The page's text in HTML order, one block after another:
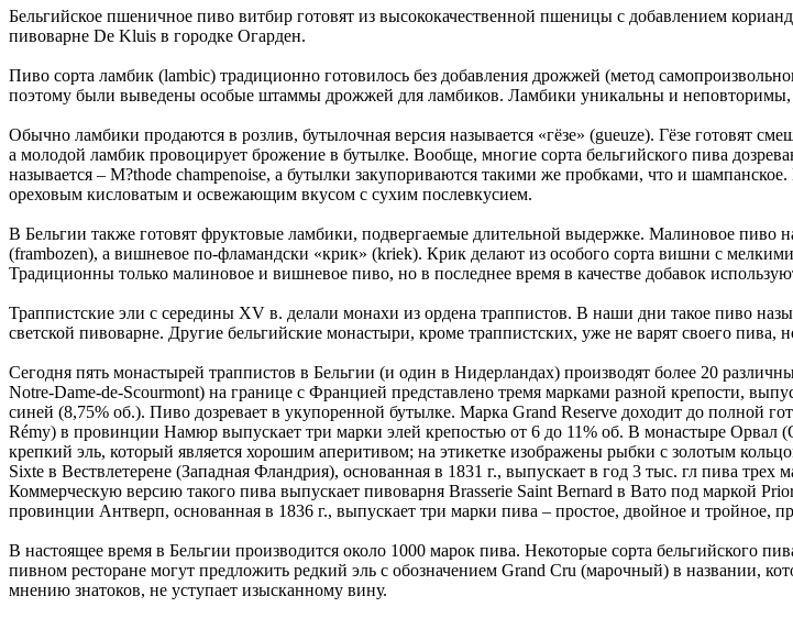
Бельгийское пшеничное пиво витбир готовят из высококачественной пшеницы с добавлением
пивоварне De Kluis в городке Огарден.
Пиво сорта ламбик (lambic) традиционно готовилось без добавления дрожжей (метод
поэтому были выведены особые штаммы дрожжей для ламбиков. Ламбики уникальны и
Обычно ламбики продаются в розлив, бутылочная версия называется «гёзе» (gueuze). Гёзе готовят
а молодой ламбик провоцирует брожение в бутылке. Вообще, многие сорта бельгийского пива
называется – M?thode champenoise, а бутылки закупориваются такими же пробками, что и
ореховым кисловатым и освежающим вкусом с сухим послевкусием.
В Бельгии также готовят фруктовые ламбики, подвергаемые длительной выдержке. Малиновое пиво
(frambozen), а вишневое по-фламандски «крик» (kriek). Крик делают из особого сорта вишни с
Традиционны только малиновое и вишневое пиво, но в последнее время в качестве добавок
Траппистские эли с середины XV в. делали монахи из ордена траппистов. В наши дни такое пиво
светской пивоварне. Другие бельгийские монастыри, кроме траппистских, уже не варят своего пива,
Сегодня пять монастырей траппистов в Бельгии (и один в Нидерландах) производят более 20
Notre-Dame-de-Scourmont) на границе с Францией представлено тремя марками разной крепости,
синей (8,75% об.). Пиво дозревает в укупоренной бутылке. Марка Grand Reserve доходит до полной
Rémy) в провинции Намюр выпускает три марки элей крепостью от 6 до 11% об. В монастыре
крепкий эль, который является хорошим аперитивом; на этикетке изображены рыбки с золотым
Sixte в Вествлетерене (Западная Фландрия), основанная в 1831 г., выпускает в год 3 тыс. гл пива
Коммерческую версию такого пива выпускает пивоварня Brasserie Saint Bernard в Вато под маркой
провинции Антверп, основанная в 1836 г., выпускает три марки пива – простое, двойное и тройное,
В настоящее время в Бельгии производится около 1000 марок пива. Некоторые сорта бельгийского
пивном ресторане могут предложить редкий эль с обозначением Grand Cru (марочный) в названии,
мнению знатоков, не уступает изысканному вину.